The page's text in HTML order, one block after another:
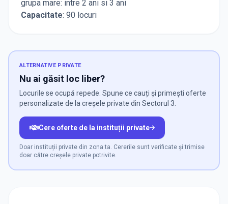
grupa mare: intre 2 ani si 3 ani
Capacitate: 90 locuri
ALTERNATIVE PRIVATE
Nu ai găsit loc liber?
Locurile se ocupă repede. Spune ce cauți și primești oferte
personalizate de la creșele private din Sectorul 3.
Cere oferte de la instituții private
Doar instituții private din zona ta. Cererile sunt verificate și trimise
doar către creșele private potrivite.